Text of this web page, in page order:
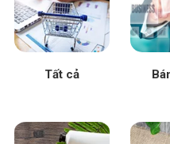
Tất cả